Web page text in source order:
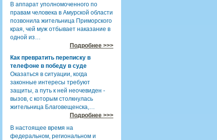
В аппарат уполномоченного по
правам человека в Амурской области
позвонила жительница Приморского
края, чей муж отбывает наказание в
одной из…
Подробнее >>>
Как превратить переписку в
телефоне в победу в суде
Оказаться в ситуации, когда
законные интересы требуют
защиты, а путь к ней неочевиден -
вызов, с которым столкнулась
жительница Благовещенска,…
Подробнее >>>
В настоящее время на
федеральном, региональном и